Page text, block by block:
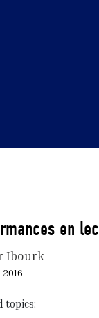
en
Ibourk
2016
topics: